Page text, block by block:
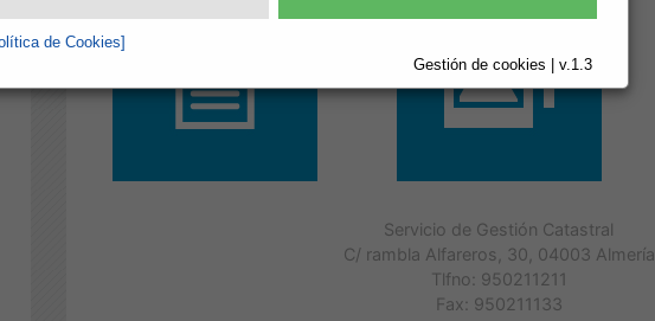
de Cookies]
Gestión de cookies | v.1.3
Servicio de Gestión Catastral
C/ rambla Alfareros, 30, 04003 Almería
Tlfno: 950211211
Fax: 950211133